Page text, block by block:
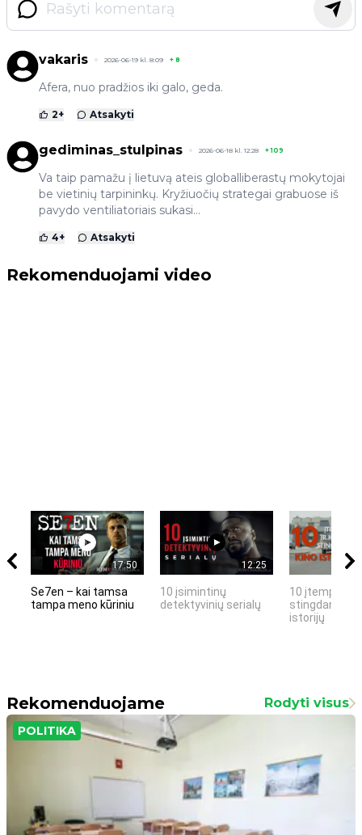
vakaris 2026-06-19 kl. 8:09 + 8
Afera, nuo pradžios iki galo, geda.
2+ Atsakyti
gediminas_stulpinas 2026-06-18 kl. 12:28 +109
Va taip pamažu į lietuvą ateis globalliberastų mokytojai
be vietinių tarpininkų. Kryžiuočių strategai grabuose iš
pavydo ventiliatoriais sukasi...
4+ Atsakyti
Rekomenduojami video
17:50
Se7en – kai tamsa
tampa meno kūriniu
12:25
10 įsimintinų
detektyvinių serialų
10 įtemptų,
stingdančių
istorijų
Rekomenduojame Rodyti visus
POLITIKA